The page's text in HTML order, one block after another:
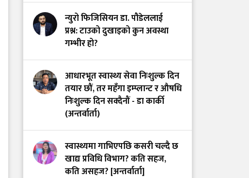
सेवा, संघर्ष र सम्मानको
पर्खाइमा नर्स
न्युरो फिजिसियन डा. पौडेललाई
प्रश्न: टाउको दुखाइको कुन अवस्था
गम्भीर हो?
आधारभूत स्वास्थ्य सेवा निःशुल्क दिन
तयार छौं, तर महँगा इम्प्लान्ट र औषधि
निःशुल्क दिन सक्दैनौं - डा कार्की
(अन्तर्वार्ता)
स्वास्थ्यमा गाभिएपछि कसरी चल्दै छ
खाद्य प्रविधि विभाग? कति सहज,
कति असहज? [अन्तर्वार्ता]